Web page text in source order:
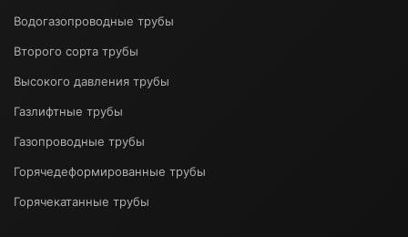
Водогазопроводные трубы
Второго сорта трубы
Высокого давления трубы
Газлифтные трубы
Газопроводные трубы
Горячедеформированные трубы
Горячекатанные трубы